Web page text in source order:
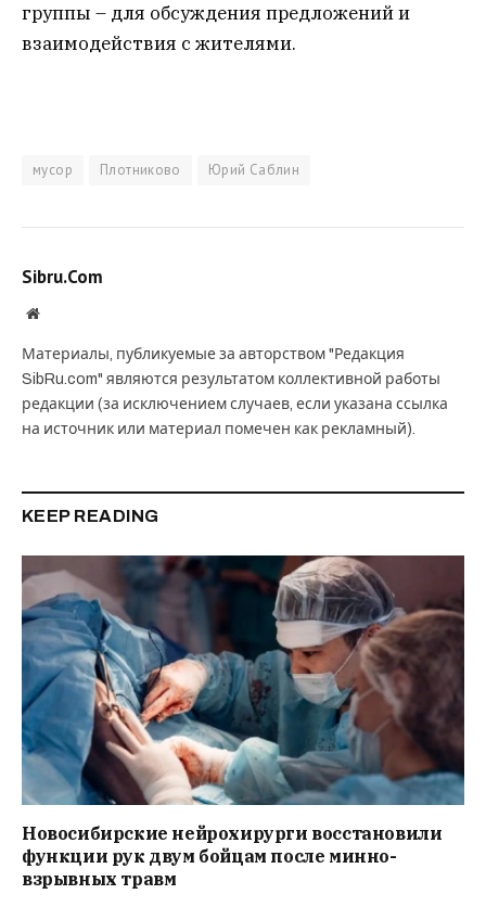
группы – для обсуждения предложений и
взаимодействия с жителями.
мусор Плотниково Юрий Саблин
Sibru.Com
Website
Материалы, публикуемые за авторством "Редакция
SibRu.com" являются результатом коллективной работы
редакции (за исключением случаев, если указана ссылка
на источник или материал помечен как рекламный).
KEEP READING
Новосибирские нейрохирурги восстановили
функции рук двум бойцам после минно-
взрывных травм